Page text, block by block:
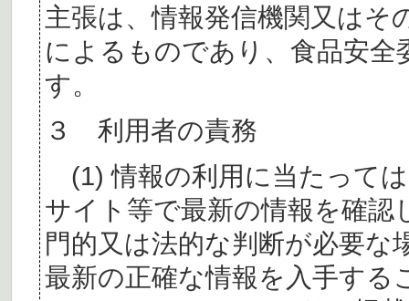
主張は、情報発信機関又はそ
によるものであり、食品安
す。
３ 利用者の責務
(1) 情報の利用に当たって
サイト等で最新の情報を確認
門的又は法的な判断が必要
最新の正確な情報を入手する